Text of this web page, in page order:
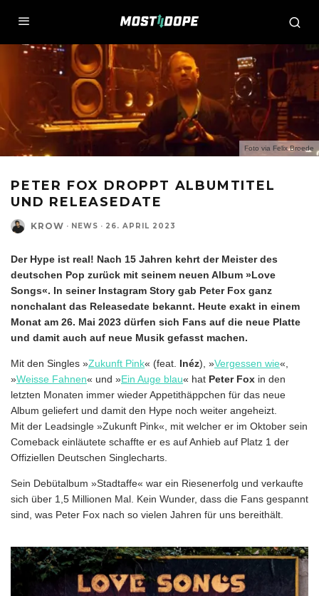
Foto via Felix Broede
PETER FOX DROPPT ALBUMTITEL
UND RELEASEDATE
KROW · NEWS · 26. APRIL 2023
Der Hype ist real! Nach 15 Jahren kehrt der Meister des
deutschen Pop zurück mit seinem neuen Album »Love
Songs«. In seiner Instagram Story gab Peter Fox ganz
nonchalant das Releasedate bekannt. Heute exakt in einem
Monat am 26. Mai 2023 dürfen sich Fans auf die neue Platte
und damit auch auf neue Musik gefasst machen.
Mit den Singles »Zukunft Pink« (feat. Inéz), »Vergessen wie«,
»Weisse Fahnen« und »Ein Auge blau« hat Peter Fox in den
letzten Monaten immer wieder Appetithäppchen für das neue
Album geliefert und damit den Hype noch weiter angeheizt.
Mit der Leadsingle »Zukunft Pink«, mit welcher er im Oktober sein
Comeback einläutete schaffte er es auf Anhieb auf Platz 1 der
Offiziellen Deutschen Singlecharts.
Sein Debütalbum »Stadtaffe« war ein Riesenerfolg und verkaufte
sich über 1,5 Millionen Mal. Kein Wunder, dass die Fans gespannt
sind, was Peter Fox nach so vielen Jahren für uns bereithält.